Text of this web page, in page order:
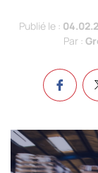
Publié le :
Par :